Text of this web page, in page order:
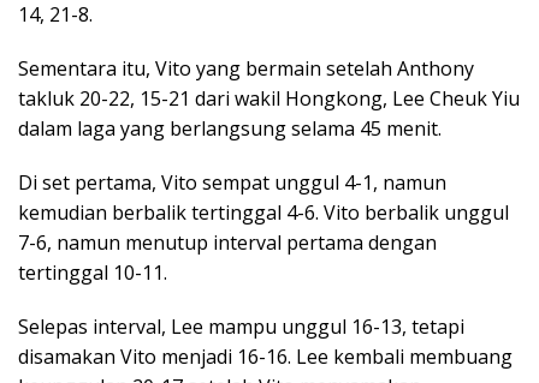
14, 21-8.
Sementara itu, Vito yang bermain setelah Anthony
takluk 20-22, 15-21 dari wakil Hongkong, Lee Cheuk Yiu
dalam laga yang berlangsung selama 45 menit.
Di set pertama, Vito sempat unggul 4-1, namun
kemudian berbalik tertinggal 4-6. Vito berbalik unggul
7-6, namun menutup interval pertama dengan
tertinggal 10-11.
Selepas interval, Lee mampu unggul 16-13, tetapi
disamakan Vito menjadi 16-16. Lee kembali membuang